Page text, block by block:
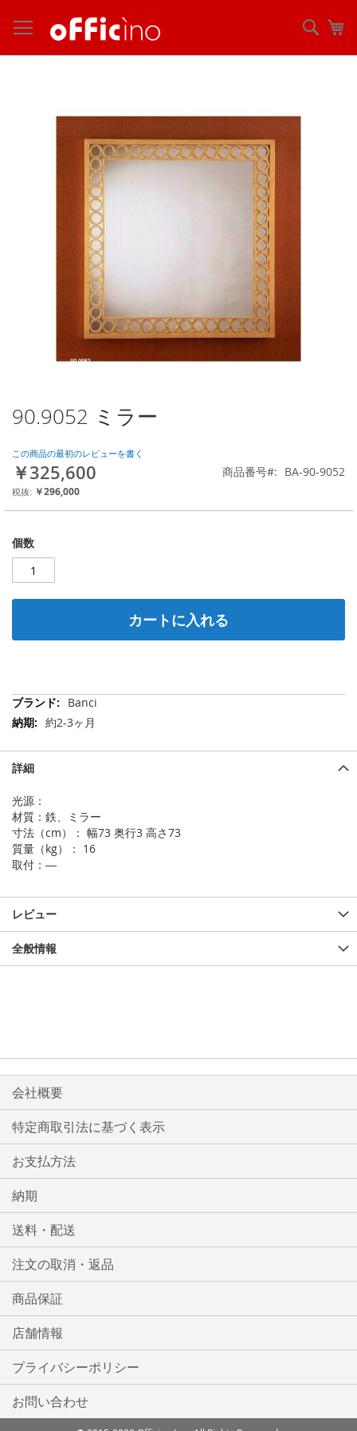
ン
テ
ン
検
索
90.9052 ミラー
この商品の最初のレビューを書く
￥325,600
￥296,000
商品番号 BA-90-9052
個数
カートに入れる
そ
の
他
の
情
Banci
約2-3ヶ月
Skip
to
beginning
of
the
images
詳細
光源：
材質：鉄、ミラー
寸法（cm）： 幅73 奥行3 高さ73
質量（kg）： 16
取付：―
レビュー
全般情報
会社概要
特定商取引法に基づく表示
お支払方法
納期
送料・配送
注文の取消・返品
商品保証
店舗情報
プライバシーポリシー
お問い合わせ